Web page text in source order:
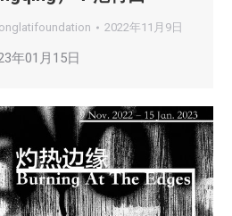
longlatifoundation 2022年11月9日
年01月15日